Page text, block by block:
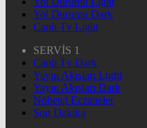
Yol Durumu Dark
Canlı Tv Light
SERVİS 1
Canlı Tv Dark
Yayın Akışları Light
Yayın Akışları Dark
Nöbetçi Eczaneler
Son Dakika